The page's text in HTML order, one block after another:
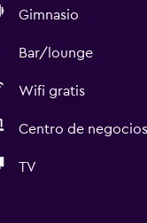
Gimnasio
Bar/lounge
Wifi gratis
Centro de negocios
TV